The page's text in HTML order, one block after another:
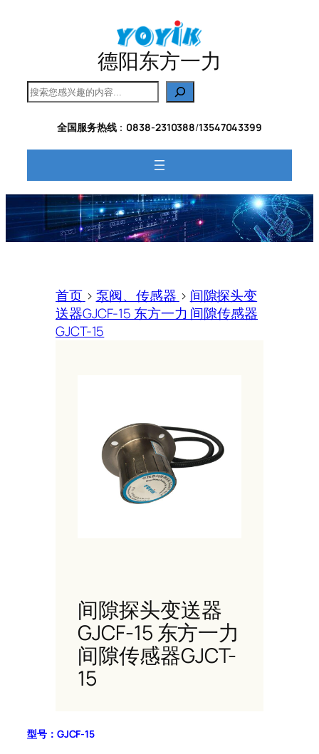
德阳东方一力
搜
索
全国服务热线： 0838-2310388/13547043399
首页 > 泵阀、传感器 > 间隙探头变
送器GJCF-15 东方一力 间隙传感器
GJCT-15
间隙探头变送器
GJCF-15 东方一力
间隙传感器GJCT-
15
型号：GJCF-15